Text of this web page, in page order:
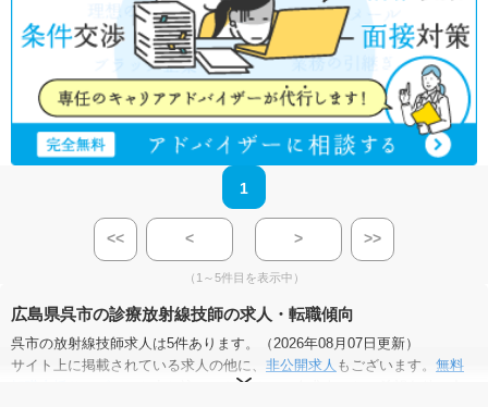
1
<< < > >>
（1～5件目を表示中）
広島県呉市の診療放射線技師の求人・転職傾向
呉市の放射線技師求人は5件あります。（2026年08月07日更新）
サイト上に掲載されている求人の他に、 非公開求人 もございます。 無料
にお申し込みいただくと、全求人からご希望条件に合